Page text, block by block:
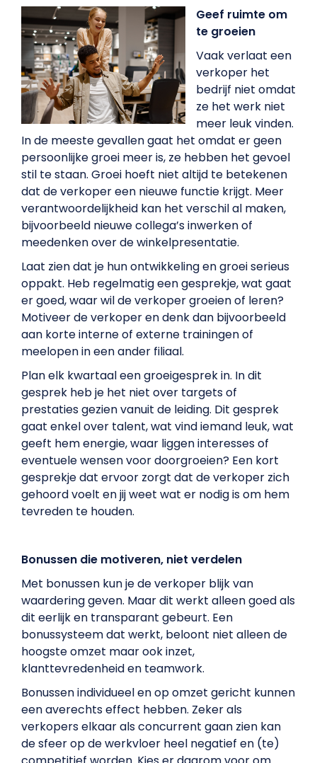
Geef ruimte om
te groeien
Vaak verlaat een
verkoper het
bedrijf niet omdat
ze het werk niet
meer leuk vinden.
In de meeste gevallen gaat het omdat er geen
persoonlijke groei meer is, ze hebben het gevoel
stil te staan. Groei hoeft niet altijd te betekenen
dat de verkoper een nieuwe functie krijgt. Meer
verantwoordelijkheid kan het verschil al maken,
bijvoorbeeld nieuwe collega’s inwerken of
meedenken over de winkelpresentatie.
Laat zien dat je hun ontwikkeling en groei serieus
oppakt. Heb regelmatig een gesprekje, wat gaat
er goed, waar wil de verkoper groeien of leren?
Motiveer de verkoper en denk dan bijvoorbeeld
aan korte interne of externe trainingen of
meelopen in een ander filiaal.
Plan elk kwartaal een groeigesprek in. In dit
gesprek heb je het niet over targets of
prestaties gezien vanuit de leiding. Dit gesprek
gaat enkel over talent, wat vind iemand leuk, wat
geeft hem energie, waar liggen interesses of
eventuele wensen voor doorgroeien? Een kort
gesprekje dat ervoor zorgt dat de verkoper zich
gehoord voelt en jij weet wat er nodig is om hem
tevreden te houden.
Bonussen die motiveren, niet verdelen
Met bonussen kun je de verkoper blijk van
waardering geven. Maar dit werkt alleen goed als
dit eerlijk en transparant gebeurt. Een
bonussysteem dat werkt, beloont niet alleen de
hoogste omzet maar ook inzet,
klanttevredenheid en teamwork.
Bonussen individueel en op omzet gericht kunnen
een averechts effect hebben. Zeker als
verkopers elkaar als concurrent gaan zien kan
de sfeer op de werkvloer heel negatief en (te)